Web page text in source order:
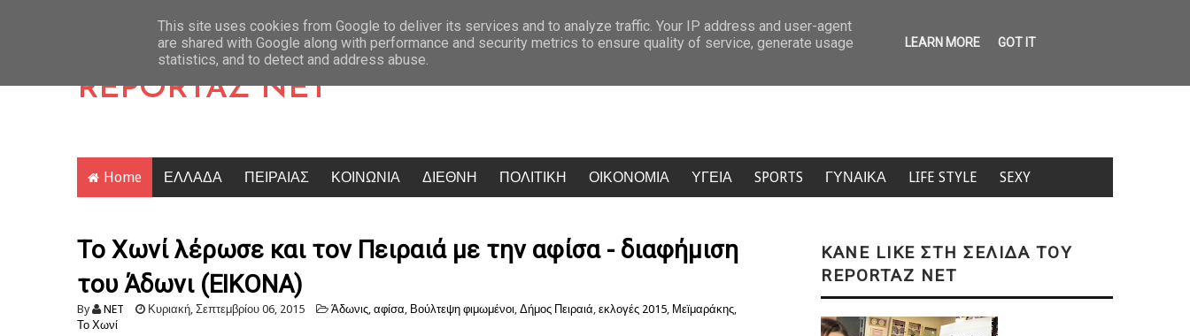
Latest News
Ζάκυνθος: Η απαντηση της ΕΛ.ΑΣ. στην ΠΟΕΔΗΝ για τις 8 υποθέσεις βιασμών Δολοφονία Βρετανίδας στην Κυψέλη: Το ζευγάρι που φιλοξενούσε τον 26χρονο σπάει τη σιωπή του – «Δεν μπορώ να πιστέψω οτι είναι αλήθεια»
REPORTAZ NET
Home ΕΛΛΑΔΑ ΠΕΙΡΑΙΑΣ ΚΟΙΝΩΝΙΑ ΔΙΕΘΝΗ ΠΟΛΙΤΙΚΗ ΟΙΚΟΝΟΜΙΑ ΥΓΕΙΑ SPORTS ΓΥΝΑΙΚΑ LIFE STYLE SEXY
Το Χωνί λέρωσε και τον Πειραιά με την αφίσα - διαφήμιση
του Άδωνι (ΕΙΚΟΝΑ)
By NET Κυριακή, Σεπτεμβρίου 06, 2015 Άδωνις, αφίσα, Βούλτεψη φιμωμένοι, Δήμος Πειραιά, εκλογές 2015, Μεϊμαράκης,
Το Χωνί
KANE LIKE ΣΤΗ ΣΕΛΙΔΑ ΤΟΥ
REPORTAZ NET
This site uses cookies from Google to deliver its services and to analyze traffic. Your IP address and user-agent
are shared with Google along with performance and security metrics to ensure quality of service, generate usage
statistics, and to detect and address abuse.
LEARN MORE GOT IT